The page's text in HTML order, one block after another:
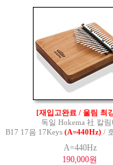
[재입고완료 / 울림 최
독일 Hokema 社 칼림
B17 17음 17Keys (A=440Hz)/
A=440Hz
190,000원